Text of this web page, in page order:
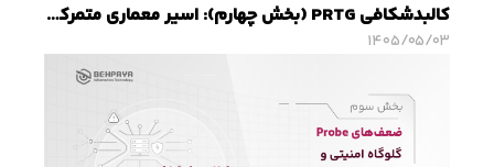
کالبدشکافی PRTG (بخش چهارم): اسیر معماری متمرکز؛ چرا Core Server به گلوگاه عملکرد تبدیل می‌شود؟
۱۴۰۵/۰۵/۰۳